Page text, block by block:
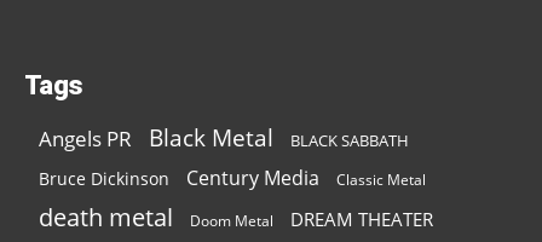
Tags
Angels PR Black Metal BLACK SABBATH
Bruce Dickinson Century Media Classic Metal
death metal Doom Metal DREAM THEATER